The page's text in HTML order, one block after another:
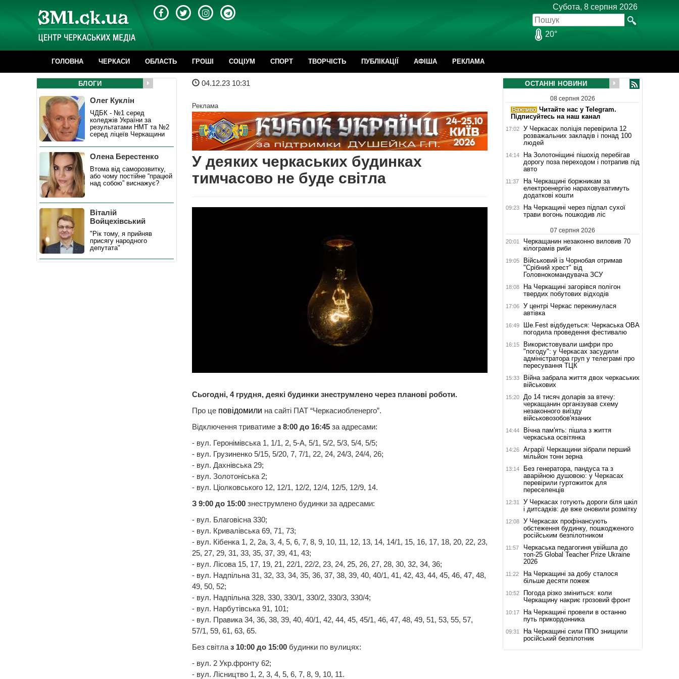
Субота, 8 серпня 2026
20°
ГОЛОВНА ЧЕРКАСИ ОБЛАСТЬ ГРОШІ CОЦІУМ СПОРТ ТВОРЧІСТЬ ПУБЛІКАЦІЇ АФІША РЕКЛАМА
04.12.23 10:31
Реклама
У деяких черкаських будинках
тимчасово не буде світла
Сьогодні, 4 грудня, деякі будинки знеструмлено через планові роботи.
Про це повідомили на сайті ПАТ “Черкасиобленерго”.
Відключення триватиме з 8:00 до 16:45за адресами:
- вул. Геронімівська 1, 1/1, 2, 5-А, 5/1, 5/2, 5/3, 5/4, 5/5;
- вул. Грузиненко 5/15, 5/20, 7, 7/1, 22, 24, 24/3, 24/4, 26;
- вул. Дахнівська 29;
- вул. Золотоніська 2;
- вул. Ціолковського 12, 12/1, 12/2, 12/4, 12/5, 12/9, 14.
З 9:00 до 15:00знеструмлено будинки за адресами:
- вул. Благовісна 330;
- вул. Кривалівська 69, 71, 73;
- вул. Кібенка 1, 2, 2а, 3, 4, 5, 6, 7, 8, 9, 10, 11, 12, 13, 14, 14/1, 15, 16, 17, 18, 20, 22, 23,
25, 27, 29, 31, 33, 35, 37, 39, 41, 43;
- вул. Лісова 15, 17, 19, 21, 22/1, 22/2, 23, 24, 25, 26, 27, 28, 30, 32, 34, 36;
- вул. Надпільна 31, 32, 33, 34, 35, 36, 37, 38, 39, 40, 40/1, 41, 42, 43, 44, 45, 46, 47, 48,
49, 50, 52;
- вул. Надпільна 328, 330, 330/1, 330/2, 330/3, 330/4;
- вул. Нарбутівська 91, 101;
- вул. Правика 34, 36, 38, 39, 40, 40/1, 42, 44, 45, 45/1, 46, 47, 48, 49, 51, 53, 55, 57,
57/1, 59, 61, 63, 65.
Без світлаз 10:00 до 15:00будинки по вулицях:
- вул. 2 Укр.фронту 62;
- вул. Лісництво 1, 2, 3, 4, 5, 6, 7, 8, 9, 10, 11.
БЛОГИ
Олег Куклін
ЧДБК - №1 серед
коледжів України за
результатами НМТ та №2
серед ліцеїв Черкащини
Олена Берестенко
Втома від саморозвитку,
або чому постійне “працюй
над собою” виснажує?
Віталій
Войцехівський
"Рік тому, я прийняв
присягу народного
депутата"
ОСТАННІ НОВИНИ
08 серпня 2026
Читайте нас у Telegram.
Підписуйтесь на наш канал
17:02
У Черкасах поліція перевірила 12
розважальних закладів і понад 100
людей
14:14
На Золотоніщині пішохід перебігав
дорогу поза переходом і потрапив під
авто
11:37
На Черкащині боржникам за
електроенергію нараховуватимуть
додаткові кошти
09:23
На Черкащині через підпал сухої
трави вогонь пошкодив ліс
07 серпня 2026
20:01
Черкащанин незаконно виловив 70
кілограмів риби
19:05
Військовий із Чорнобая отримав
"Срібний хрест" від
Головнокомандувача ЗСУ
18:08
На Черкащині загорівся полігон
твердих побутових відходів
17:06
У центрі Черкас перекинулася
автівка
16:49
Ше.Fest відбудеться: Черкаська ОВА
погодила проведення фестивалю
16:15
Використовували шифри про
"погоду": у Черкасах засудили
адміністратора груп у телеграмі про
пересування ТЦК
15:33
Війна забрала життя двох черкаських
військових
15:20
До 14 тисяч доларів за втечу:
черкащанин організував схему
незаконного виїзду
військовозобов'язаних
14:44
Вічна пам'ять: пішла з життя
черкаська освітянка
14:26
Аграрії Черкащини зібрали перший
мільйон тонн зерна
13:14
Без генератора, пандуса та з
аварійною душовою: у Черкасах
перевірили гуртожиток для
переселенців
12:31
У Черкасах готують дороги біля шкіл
і дитсадків: де вже оновили розмітку
12:08
У Черкасах профінансують
обстеження будинку, пошкодженого
російським безпілотником
11:57
Черкаська педагогиня увійшла до
топ-25 Global Teacher Prize Ukraine
2026
11:22
На Черкащині за добу сталося
більше десяти пожеж
10:52
Погода різко зміниться: коли
Черкащину накриє грозовий фронт
10:17
На Черкащині провели в останню
путь прикордонника
09:31
На Черкащині сили ППО знищили
російський безпілотник